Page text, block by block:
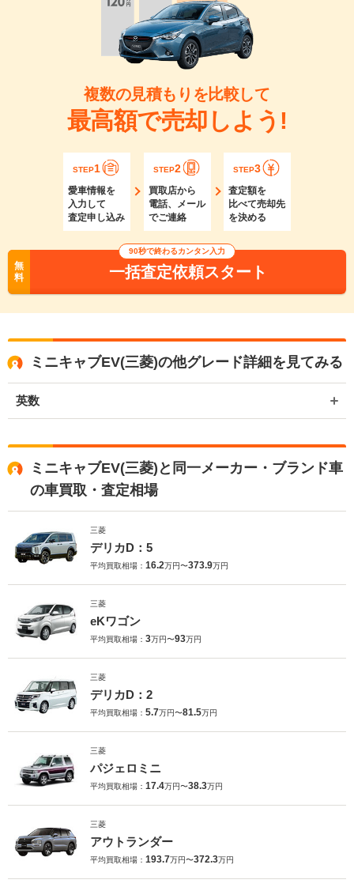
複数の見積もりを比較して
最高額で売却しよう!
STEP1
愛車情報を
入力して
査定申し込み
STEP2
買取店から
電話、メール
でご連絡
STEP3
査定額を
比べて売却先
を決める
無
料
90秒で終わるカンタン入力
一括査定依頼スタート
ミニキャブEV(三菱)の他グレード詳細を見てみる
英数
ミニキャブEV(三菱)と同一メーカー・ブランド車
の車買取・査定相場
三菱
デリカD：5
平均買取相場： 16.2万円〜373.9万円
三菱
eKワゴン
平均買取相場： 3万円〜93万円
三菱
デリカD：2
平均買取相場： 5.7万円〜81.5万円
三菱
パジェロミニ
平均買取相場： 17.4万円〜38.3万円
三菱
アウトランダー
平均買取相場： 193.7万円〜372.3万円